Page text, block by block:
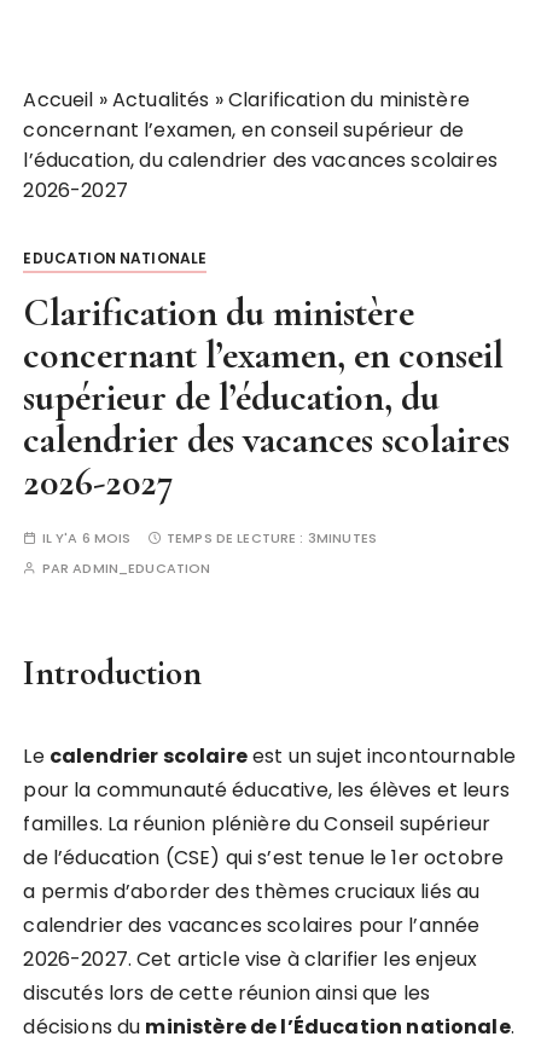
Accueil »Actualités »Clarification du ministère
concernant l’examen, en conseil supérieur de
l’éducation, du calendrier des vacances scolaires
2026-2027
EDUCATION NATIONALE
Clarification du ministère
concernant l’examen, en conseil
supérieur de l’éducation, du
calendrier des vacances scolaires
2026-2027
IL Y'A 6 MOIS TEMPS DE LECTURE : 3MINUTES
PARADMIN_EDUCATION
Introduction
Le calendrierscolaireest un sujet incontournable
pour la communauté éducative, les élèves et leurs
familles. La réunion plénière du Conseil supérieur
de l’éducation (CSE) qui s’est tenue le 1er octobre
a permis d’aborder des thèmes cruciaux liés au
calendrier des vacances scolaires pour l’année
2026-2027. Cet article vise à clarifier les enjeux
discutés lors de cette réunion ainsi que les
décisions du ministèredel’Éducation nationale.